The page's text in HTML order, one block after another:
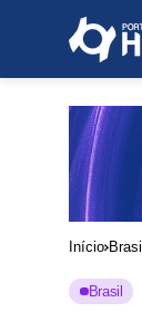
Início Brasil
Brasil